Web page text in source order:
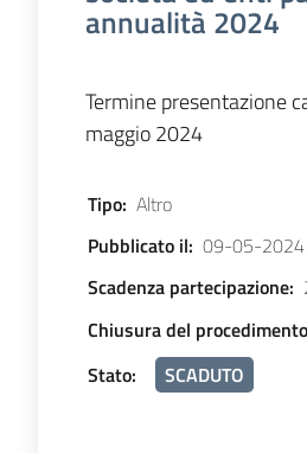
annualità 2024
Termine presentazione
maggio 2024
Tipo: Altro
Pubblicato il: 09-05-2024
Scadenza partecipazione:
Chiusura del procedimento
Stato: SCADUTO